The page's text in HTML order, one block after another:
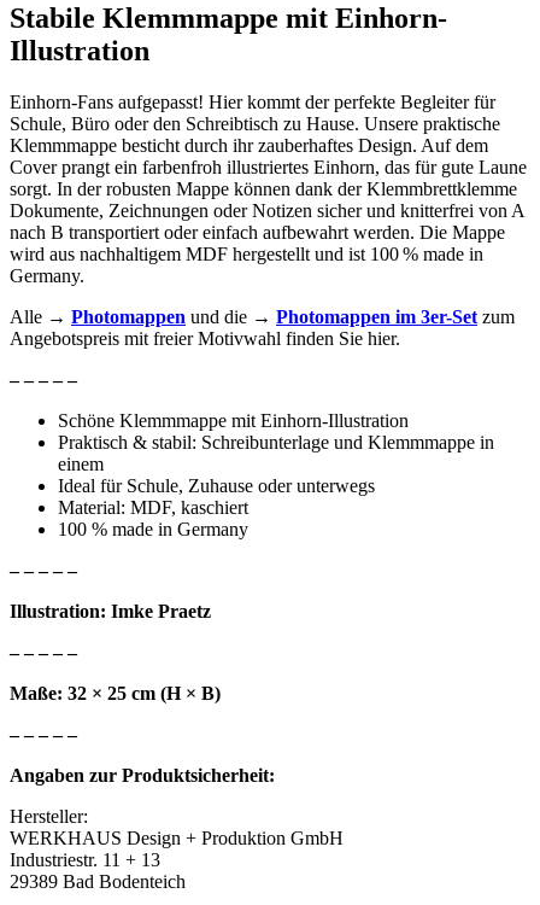
Stabile Klemmmappe mit Einhorn-
Illustration
Einhorn-Fans aufgepasst! Hier kommt der perfekte Begleiter für
Schule, Büro oder den Schreibtisch zu Hause. Unsere praktische
Klemmmappe besticht durch ihr zauberhaftes Design. Auf dem
Cover prangt ein farbenfroh illustriertes Einhorn, das für gute Laune
sorgt. In der robusten Mappe können dank der Klemmbrettklemme
Dokumente, Zeichnungen oder Notizen sicher und knitterfrei von A
nach B transportiert oder einfach aufbewahrt werden. Die Mappe
wird aus nachhaltigem MDF hergestellt und ist 100 % made in
Germany.
Alle → Photomappen und die → Photomappen im 3er-Set zum
Angebotspreis mit freier Motivwahl finden Sie hier.
– – – – –
Schöne Klemmmappe mit Einhorn-Illustration
Praktisch & stabil: Schreibunterlage und Klemmmappe in
einem
Ideal für Schule, Zuhause oder unterwegs
Material: MDF, kaschiert
100 % made in Germany
– – – – –
Illustration: Imke Praetz
– – – – –
Maße: 32 × 25 cm (H × B)
– – – – –
Angaben zur Produktsicherheit:
Hersteller:
WERKHAUS Design + Produktion GmbH
Industriestr. 11 + 13
29389 Bad Bodenteich